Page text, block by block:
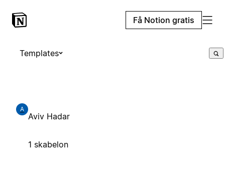
Få Notion gratis
Templates
A
Aviv Hadar
1 skabelon